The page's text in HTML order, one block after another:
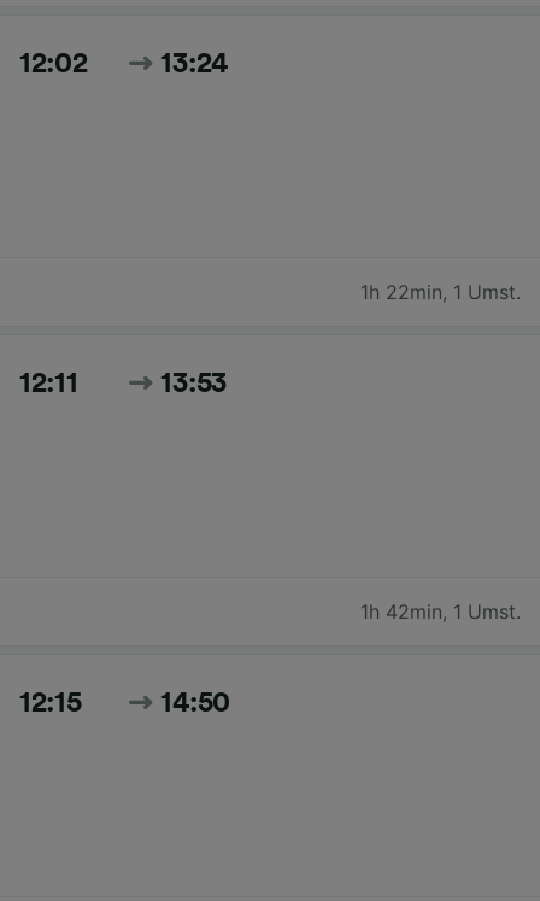
12:02 13:24
1h 22min, 1 Umst.
12:11 13:53
1h 42min, 1 Umst.
12:15 14:50